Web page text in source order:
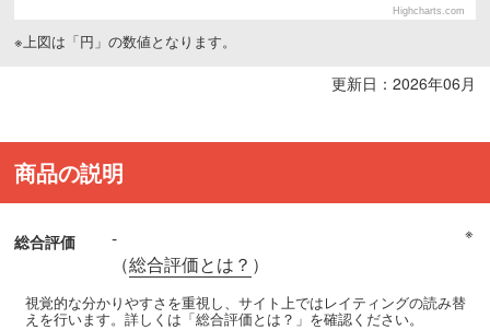
Highcharts.com
※上図は「円」の数値となります。
更新日：2026年06月
商品の説明
総合評価
-
（総合評価とは？ ）
※
視覚的な分かりやすさを重視し、サイト上ではレイティングの読み替
えを行います。詳しくは「総合評価とは？」を確認ください。